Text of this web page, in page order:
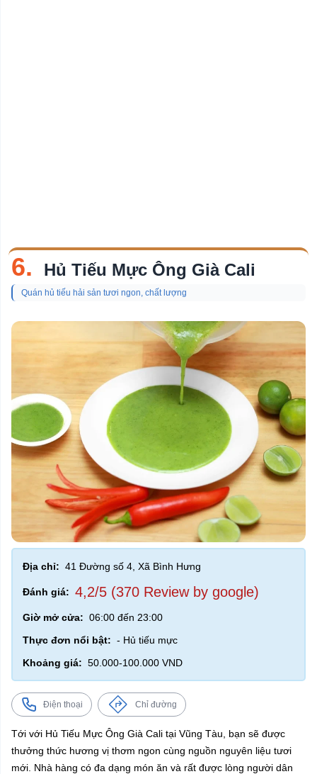
6. Hủ Tiếu Mực Ông Già Cali
Quán hủ tiếu hải sản tươi ngon, chất lượng
Địa chỉ: 41 Đường số 4, Xã Bình Hưng
Đánh giá: 4,2/5 (370 Review by google)
Giờ mở cửa: 06:00 đến 23:00
Thực đơn nổi bật: - Hủ tiếu mực
Khoảng giá: 50.000-100.000 VND
Điện thoại Chỉ đường
Tới với Hủ Tiếu Mực Ông Già Cali tại Vũng Tàu, bạn sẽ được
thưởng thức hương vị thơm ngon cùng nguồn nguyên liệu tươi
mới. Nhà hàng có đa dạng món ăn và rất được lòng người dân